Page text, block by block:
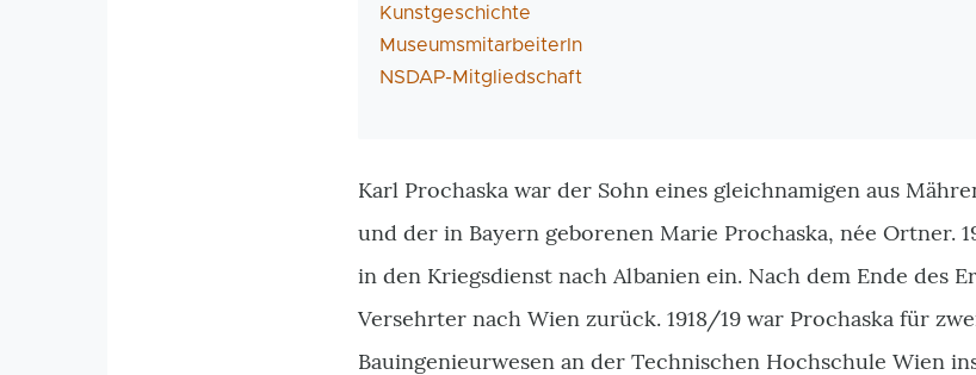
Kunstgeschichte
MuseumsmitarbeiterIn
NSDAP-Mitgliedschaft
Karl Prochaska war der Sohn eines gleichnamigen aus
und der in Bayern geborenen Marie Prochaska, née Ortner.
in den Kriegsdienst nach Albanien ein. Nach dem Ende des
Versehrter nach Wien zurück. 1918/19 war Prochaska für
Bauingenieurwesen an der Technischen Hochschule Wien